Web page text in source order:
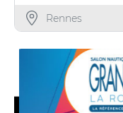
Rennes